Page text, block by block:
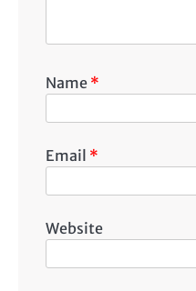
Name *
Email *
Website